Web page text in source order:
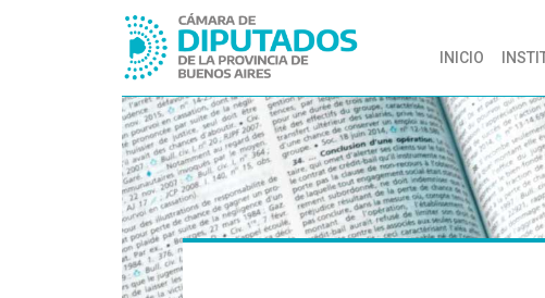
INICIO